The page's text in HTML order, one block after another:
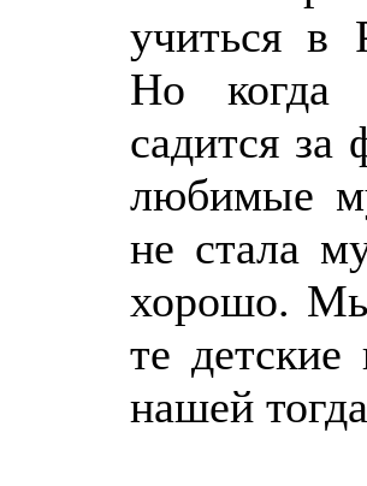
учиться в
Но когда
садится за
любимые
не стала
хорошо. Мы
те детские
нашей